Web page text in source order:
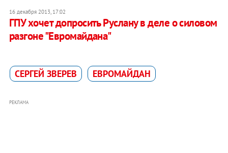
16 декабря 2013, 17:02
ГПУ хочет допросить Руслану в деле о силовом
разгоне "Евромайдана"
СЕРГЕЙ ЗВЕРЕВ ЕВРОМАЙДАН
РЕКЛАМА